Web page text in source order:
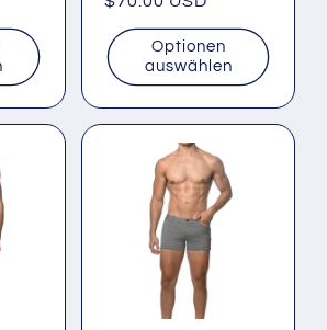
Preis
Optionen
auswählen